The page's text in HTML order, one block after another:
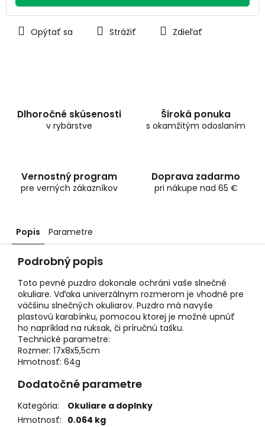
Opýtať sa Strážiť Zdieľať
Dlhoročné skúsenosti
v rybárstve
Široká ponuka
s okamžitým odoslaním
Vernostný program
pre verných zákazníkov
Doprava zadarmo
pri nákupe nad 65 €
Popis Parametre
Podrobný popis
Toto pevné puzdro dokonale ochráni vaše slnečné
okuliare. Vďaka univerzálnym rozmerom je vhodné pre
väčšinu slnečných okuliarov. Puzdro má navyše
plastovú karabínku, pomocou ktorej je možné upnúť
ho napríklad na ruksak, či príručnú tašku.
Technické parametre:
Rozmer: 17x8x5,5cm
Hmotnosť: 64g
Dodatočné parametre
Kategória:
Okuliare a doplnky
Hmotnosť: 0.064 kg